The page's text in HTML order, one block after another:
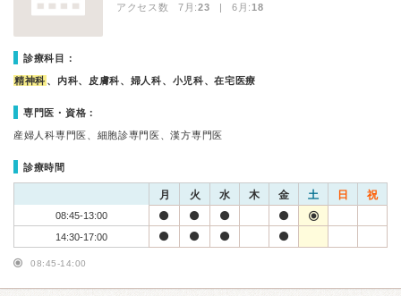
アクセス数 7月:23 | 6月:18
診療科目：
精神科 、内科、皮膚科、婦人科、小児科、在宅医療
専門医・資格：
産婦人科専門医、細胞診専門医、漢方専門医
診療時間
月 火 水 木 金 土 日 祝
08:45-13:00
14:30-17:00
08:45-14:00